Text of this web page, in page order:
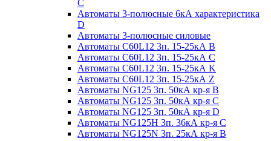
C
Автоматы 3-полюсные 6кА характеристика
D
Автоматы 3-полюсные силовые
Автоматы C60L12 3п. 15-25кА B
Автоматы C60L12 3п. 15-25кА C
Автоматы C60L12 3п. 15-25кА K
Автоматы C60L12 3п. 15-25кА Z
Автоматы NG125 3п. 50кА кр-я B
Автоматы NG125 3п. 50кА кр-я C
Автоматы NG125 3п. 50кА кр-я D
Автоматы NG125H 3п. 36кА кр-я C
Автоматы NG125N 3п. 25кА кр-я B